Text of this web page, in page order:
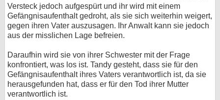
Versteck jedoch aufgespürt und ihr wird mit einem
Gefängnisaufenthalt gedroht, als sie sich weiterhin weigert,
gegen ihren Vater auszusagen. Ihr Anwalt kann sie jedoch
aus der misslichen Lage befreien.
Daraufhin wird sie von ihrer Schwester mit der Frage
konfrontiert, was los ist. Tandy gesteht, dass sie für den
Gefängnisaufenthalt ihres Vaters verantwortlich ist, da sie
herausgefunden hat, dass er für den Tod ihrer Mutter
verantwortlich ist.